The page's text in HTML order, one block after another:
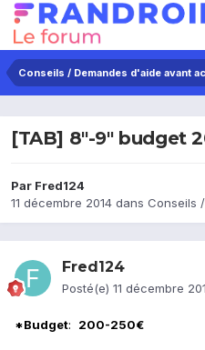
Conseils / Demandes d'aide avant
[TAB] 8"-9" budget
Par Fred124
11 décembre 2014 dans Conseils
Fred124
Posté(e) 11 décembre
*Budget: 200-250€